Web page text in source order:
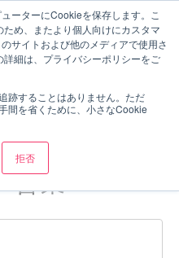
ーターにCookieを保存します。こ
め、またより個人向けにカスタマ
サイトおよび他のメディアで使用さ
細は、プライバシーポリシーをご
跡することはありません。ただ
間を省くために、小さなCookie
拒否
営業: